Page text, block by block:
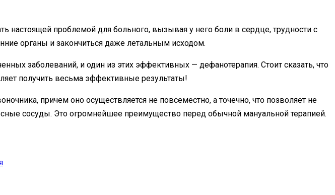
настоящей проблемой для больного, вызывая у него боли в сердце, трудности с
органы и закончиться даже летальным исходом.
заболеваний, и один из этих эффективных — дефанотерапия. Стоит сказать, что
получить весьма эффективные результаты!
причем оно осуществляется не повсеместно, а точечно, что позволяет не
сосуды. Это огромнейшее преимущество перед обычной мануальной терапией.